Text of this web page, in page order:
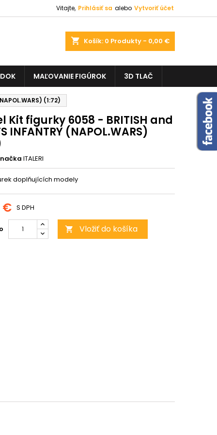
Vitajte, Prihlásiť sa alebo Vytvoriť účet
shopping_cart Košík: 0 Produkty - 0,00 €
MAĽOVANIE FIGÚROK 3D TLAČ
(1:72)
Kit figurky 6058 - BRITISH and
INFANTRY (NAPOL.WARS)
ITALERI
doplňujících modely
€ S DPH
 Vložiť do košíka